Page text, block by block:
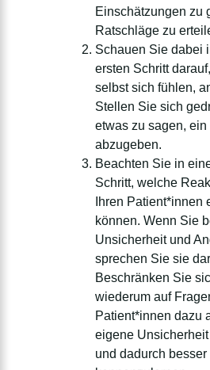
Einschätzungen zu
Ratschläge zu
Schauen Sie dabei
ersten Schritt
selbst sich fühlen,
Stellen Sie sich
etwas zu sagen, ein
abzugeben.
Beachten Sie in
Schritt, welche
Ihren Patient*innen
können. Wenn Sie
Unsicherheit und
sprechen Sie sie
Beschränken Sie
wiederum auf
Patient*innen dazu
eigene
und dadurch besser